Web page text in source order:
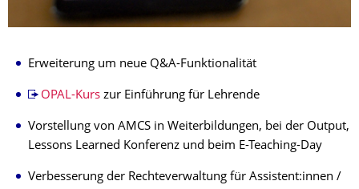
Erweiterung um neue Q&A-Funktionalität
OPAL-Kurszur Einführung für Lehrende
Vorstellung von AMCS in Weiterbildungen, bei der Output,
Lessons Learned Konferenz und beim E-Teaching-Day
Verbesserung der Rechteverwaltung für Assistent:innen /